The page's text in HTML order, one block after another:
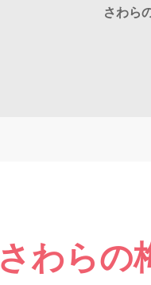
さわら
さわらの